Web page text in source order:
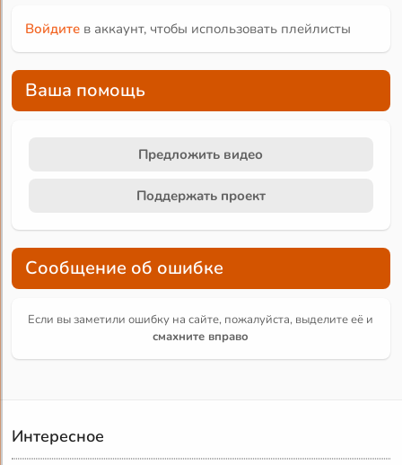
Войдите в аккаунт, чтобы использовать плейлисты
Ваша помощь
Предложить видео
Поддержать проект
Сообщение об ошибке
Если вы заметили ошибку на сайте, пожалуйста, выделите её и
смахните вправо
Интересное